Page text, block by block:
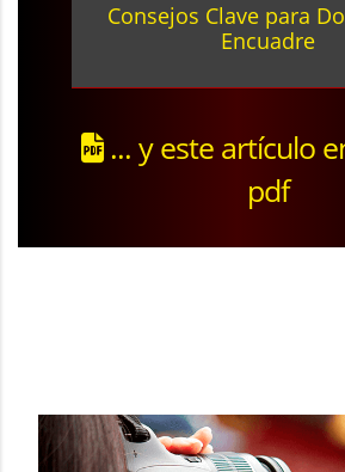
Consejos Clave para
Encuadre
... y este artículo
pdf